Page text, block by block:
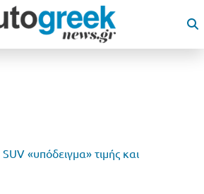
«υπόδειγμα» τιμής και